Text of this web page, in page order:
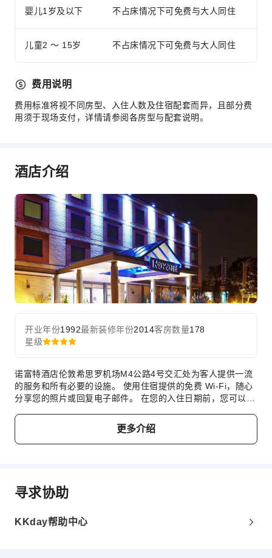
花园
自动取款机
电梯
礼品店
吸烟区
上网服务
外币兑换服务
前台贵重物品保险柜
快速入住退房
24小时前台
安全与安保
急救包
灭火器
安保人员
无障碍设施服务
无障碍通道
无障碍设施
婴儿1岁及以下 不占床情况下可免费与大人同住
儿童2 ～ 15岁 不占床情况下可免费与大人同住
费用说明
费用标准将视不同房型、入住人数及住宿配套而异，且部分费
用须于现场支付，详情请参阅各房型与配套说明。
酒店介绍
开业年份1992最新装修年份2014客房数量178
星级
诺富特酒店伦敦希思罗机场M4公路4号交汇处为客人提供一流
的服务和所有必要的设施。 使用住宿提供的免费 Wi-Fi，随心
分享您的照片或回复电子邮件。 在您的入住日期前，您可以安
验。 使用住宿提供的服务，轻松安排您在伦敦的短途旅行、景
点观光和其他活动。自驾前来的客人可享受住宿提供的免费停
车。提供礼宾服务等接待服务，力求满足您的需求。 入住诺富
房内设施可让您充分享受在客房内的时光。 出于健康考虑，整
个住宿范围内严禁吸烟。 对于想要吸烟的客人，您可前往指定
务，让您享受静谧的睡眠，同时确保您的舒适度。部分客房配
更多介绍
寻求协助
KKday帮助中心